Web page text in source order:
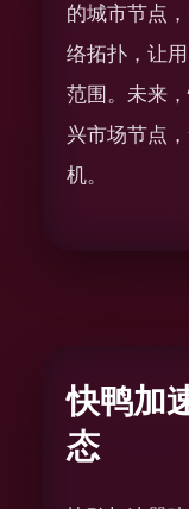
的城市节点
络拓扑，让
范围。未来
兴市场节点
机。
快鸭加
态